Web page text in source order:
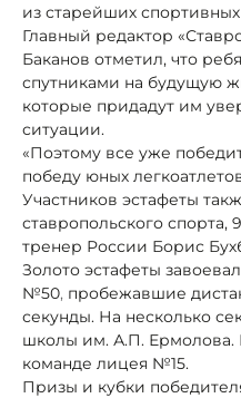
из старейших
Главный редактор
Баканов отметил, что
спутниками на будущую
которые придадут им
ситуации.
«Поэтому все уже
победу юных
Участников эстафеты
ставропольского
тренер России Борис
Золото эстафеты
№50, пробежавшие
секунды. На несколько
школы им. А.П. Ермолова.
команде лицея №15.
Призы и кубки